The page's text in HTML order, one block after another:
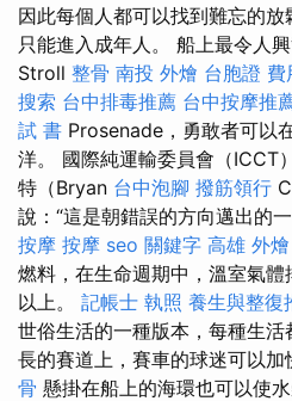
因此每個人都可以找到難忘的
只能進入成年人。 船上最令人
Stroll 整骨 南投 外燴 台胞證 費
搜索 台中排毒推薦 台中按摩推
試 書 Prosenade，勇敢者可以
洋。 國際純運輸委員會（ICCT
特（Bryan 台中泡腳 撥筋領行
說：“這是朝錯誤的方向邁出的一
按摩 按摩 seo 關鍵字 高雄 外燴
燃料，在生命週期中，溫室氣
以上。 記帳士 執照 養生與整復
世俗生活的一種版本，每種生
長的賽道上，賽車的球迷可以
骨 懸掛在船上的海環也可以使